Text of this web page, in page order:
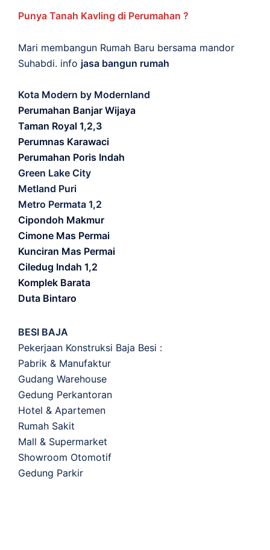
Punya Tanah Kavling di Perumahan ?
Mari membangun Rumah Baru bersama mandor
Suhabdi. info jasa bangun rumah
Kota Modern by Modernland
Perumahan Banjar Wijaya
Taman Royal 1,2,3
Perumnas Karawaci
Perumahan Poris Indah
Green Lake City
Metland Puri
Metro Permata 1,2
Cipondoh Makmur
Cimone Mas Permai
Kunciran Mas Permai
Ciledug Indah 1,2
Komplek Barata
Duta Bintaro
BESI BAJA
Pekerjaan Konstruksi Baja Besi :
Pabrik & Manufaktur
Gudang Warehouse
Gedung Perkantoran
Hotel & Apartemen
Rumah Sakit
Mall & Supermarket
Showroom Otomotif
Gedung Parkir